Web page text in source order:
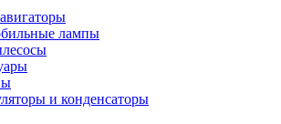
лампы
и конденсаторы